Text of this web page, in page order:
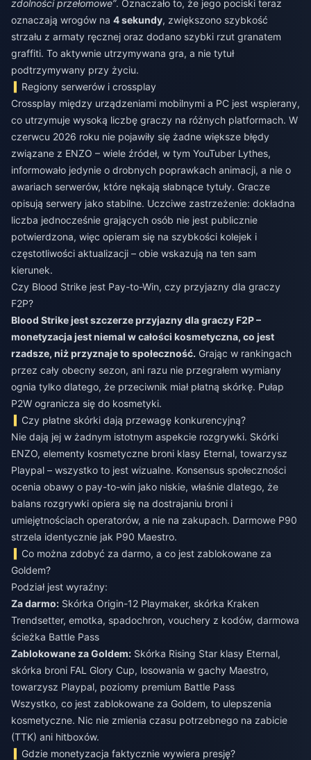
zdolności przełomowe”. Oznaczało to, że jego pociski teraz
oznaczają wrogów na 4 sekundy, zwiększono szybkość
strzału z armaty ręcznej oraz dodano szybki rzut granatem
graffiti. To aktywnie utrzymywana gra, a nie tytuł
podtrzymywany przy życiu.
Regiony serwerów i crossplay
Crossplay między urządzeniami mobilnymi a PC jest wspierany,
co utrzymuje wysoką liczbę graczy na różnych platformach. W
czerwcu 2026 roku nie pojawiły się żadne większe błędy
związane z ENZO – wiele źródeł, w tym YouTuber Lythes,
informowało jedynie o drobnych poprawkach animacji, a nie o
awariach serwerów, które nękają słabnące tytuły. Gracze
opisują serwery jako stabilne. Uczciwe zastrzeżenie: dokładna
liczba jednocześnie grających osób nie jest publicznie
potwierdzona, więc opieram się na szybkości kolejek i
częstotliwości aktualizacji – obie wskazują na ten sam
kierunek.
Czy Blood Strike jest Pay-to-Win, czy przyjazny dla graczy
F2P?
Blood Strike jest szczerze przyjazny dla graczy F2P –
monetyzacja jest niemal w całości kosmetyczna, co jest
rzadsze, niż przyznaje to społeczność. Grając w rankingach
przez cały obecny sezon, ani razu nie przegrałem wymiany
ognia tylko dlatego, że przeciwnik miał płatną skórkę. Pułap
P2W ogranicza się do kosmetyki.
Czy płatne skórki dają przewagę konkurencyjną?
Nie dają jej w żadnym istotnym aspekcie rozgrywki. Skórki
ENZO, elementy kosmetyczne broni klasy Eternal, towarzysz
Playpal – wszystko to jest wizualne. Konsensus społeczności
ocenia obawy o pay-to-win jako niskie, właśnie dlatego, że
balans rozgrywki opiera się na dostrajaniu broni i
umiejętnościach operatorów, a nie na zakupach. Darmowe P90
strzela identycznie jak P90 Maestro.
Co można zdobyć za darmo, a co jest zablokowane za
Goldem?
Podział jest wyraźny:
Za darmo: Skórka Origin-12 Playmaker, skórka Kraken
Trendsetter, emotka, spadochron, vouchery z kodów, darmowa
ścieżka Battle Pass
Zablokowane za Goldem: Skórka Rising Star klasy Eternal,
skórka broni FAL Glory Cup, losowania w gachy Maestro,
towarzysz Playpal, poziomy premium Battle Pass
Wszystko, co jest zablokowane za Goldem, to ulepszenia
kosmetyczne. Nic nie zmienia czasu potrzebnego na zabicie
(TTK) ani hitboxów.
Gdzie monetyzacja faktycznie wywiera presję?